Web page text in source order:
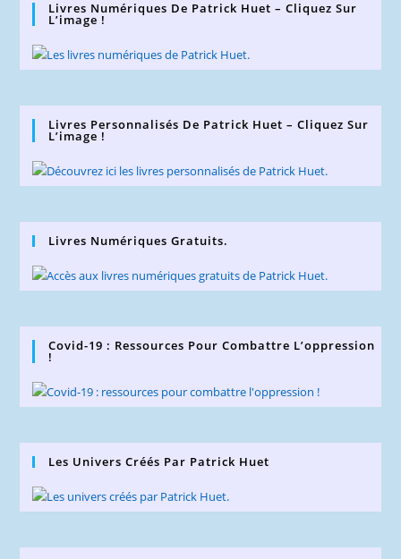
Livres Numériques De Patrick Huet – Cliquez Sur
L’image !
Livres Personnalisés De Patrick Huet – Cliquez Sur
L’image !
Livres Numériques Gratuits.
Covid-19 : Ressources Pour Combattre L’oppression
!
Les Univers Créés Par Patrick Huet